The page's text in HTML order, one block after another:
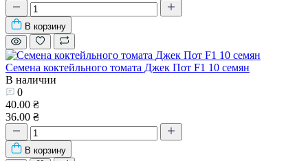
В корзину
Семена коктейльного томата Джек Пот F1 10 семян
В наличии
0
40.00 ₴
36.00 ₴
В корзину